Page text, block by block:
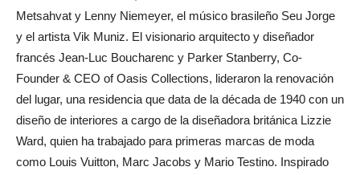
Metsahvat y Lenny Niemeyer, el músico brasileño Seu Jorge
y el artista Vik Muniz. El visionario arquitecto y diseñador
francés Jean-Luc Boucharenc y Parker Stanberry, Co-
Founder & CEO of Oasis Collections, lideraron la renovación
del lugar, una residencia que data de la década de 1940 con un
diseño de interiores a cargo de la diseñadora británica Lizzie
Ward, quien ha trabajado para primeras marcas de moda
como Louis Vuitton, Marc Jacobs y Mario Testino. Inspirado